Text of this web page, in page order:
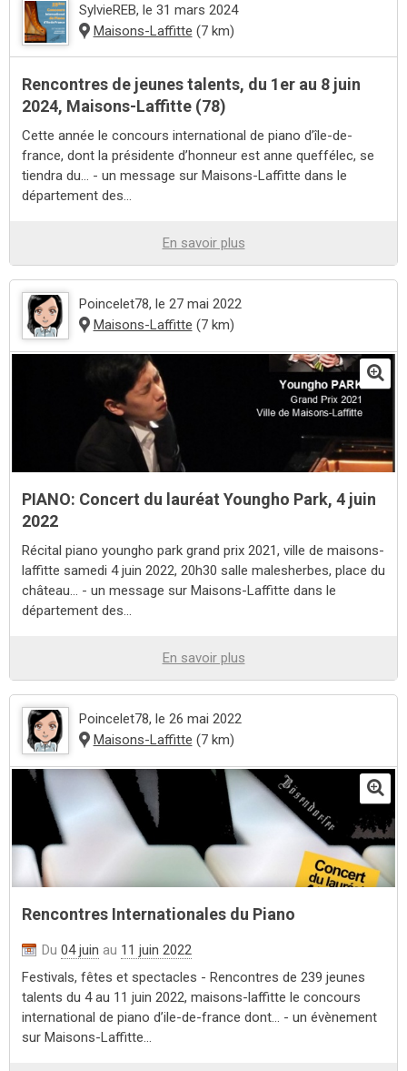
SylvieREB, le 31 mars 2024
Maisons-Laffitte (7 km)
Rencontres de jeunes talents, du 1er au 8 juin
2024, Maisons-Laffitte (78)
Cette année le concours international de piano d’île-de-
france, dont la présidente d’honneur est anne queffélec, se
tiendra du... - un message sur Maisons-Laffitte dans le
département des...
En savoir plus
Poincelet78, le 27 mai 2022
Maisons-Laffitte (7 km)
PIANO: Concert du lauréat Youngho Park, 4 juin
2022
Récital piano youngho park grand prix 2021, ville de maisons-
laffitte samedi 4 juin 2022, 20h30 salle malesherbes, place du
château... - un message sur Maisons-Laffitte dans le
département des...
En savoir plus
Poincelet78, le 26 mai 2022
Maisons-Laffitte (7 km)
Rencontres Internationales du Piano
Du 04 juin au 11 juin 2022
Festivals, fêtes et spectacles - Rencontres de 239 jeunes
talents du 4 au 11 juin 2022, maisons-laffitte le concours
international de piano d’ile-de-france dont... - un évènement
sur Maisons-Laffitte...